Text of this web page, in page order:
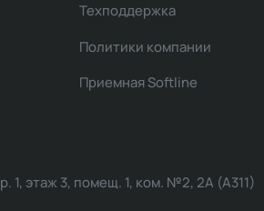
Техподдержка
Политики компании
Приемная Softline
1, этаж 3, помещ. 1, ком. №2, 2А (А311)